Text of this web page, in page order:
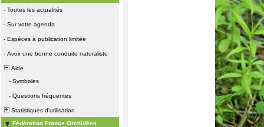
- Toutes les actualités
- Sur votre agenda
- Espèces à publication limitée
- Avoir une bonne conduite naturaliste
Aide
- Symboles
- Questions fréquentes
Statistiques d'utilisation
Fédération France Orchidées